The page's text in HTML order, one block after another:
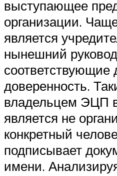
выступающее
организации.
является
нынешний
соответствующие
доверенность.
владельцем ЭЦП
является не
конкретный
подписывает
имени.